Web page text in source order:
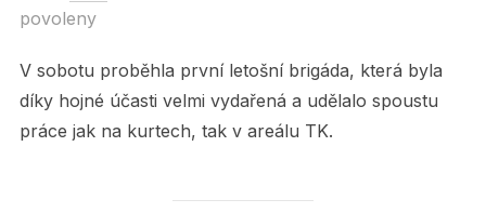
povoleny
V sobotu proběhla první letošní brigáda, která byla
díky hojné účasti velmi vydařená a udělalo spoustu
práce jak na kurtech, tak v areálu TK.